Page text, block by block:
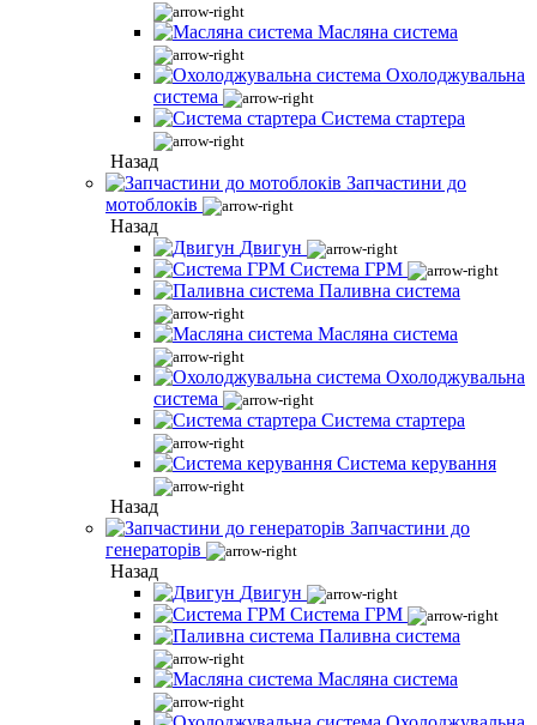
Масляна система
Охолоджувальна
система
Система стартера
Назад
Запчастини до
мотоблоків
Назад
Двигун
Система ГРМ
Паливна система
Масляна система
Охолоджувальна
система
Система стартера
Система керування
Назад
Запчастини до
генераторів
Назад
Двигун
Система ГРМ
Паливна система
Масляна система